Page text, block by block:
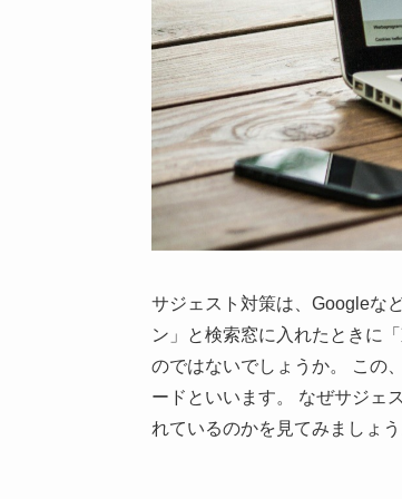
サジェスト対策は、 Googleな
ン」と検索窓に入れたときに
のではないでしょうか。 この
ードといいます。 なぜサジェ
れているのかを見てみましょう